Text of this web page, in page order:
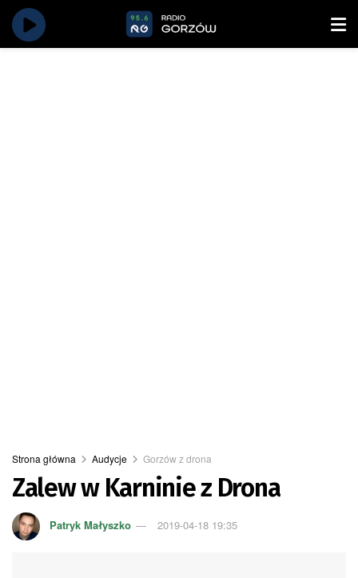
Strona główna Audycje Gorzów z drona
Zalew w Karninie z Drona
Patryk Małyszko 2019-04-18 19:35